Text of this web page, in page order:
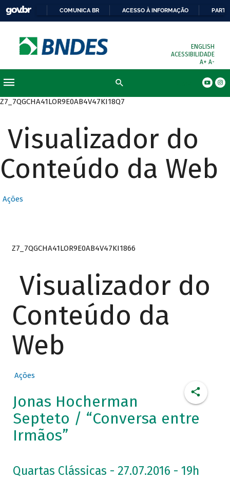
COMUNICA BR ACESSO À INFORMAÇÃO
ENGLISH
ACESSIBILIDADE
A+ A-
Z7_7QGCHA41LOR9E0AB4V47KI18Q7
Visualizador do
Conteúdo da Web
Ações
Z7_7QGCHA41LOR9E0AB4V47KI1866
Visualizador do
Conteúdo da
Web
Ações
Jonas Hocherman
Septeto / “Conversa entre
Irmãos”
Quartas Clássicas - 27.07.2016 - 19h